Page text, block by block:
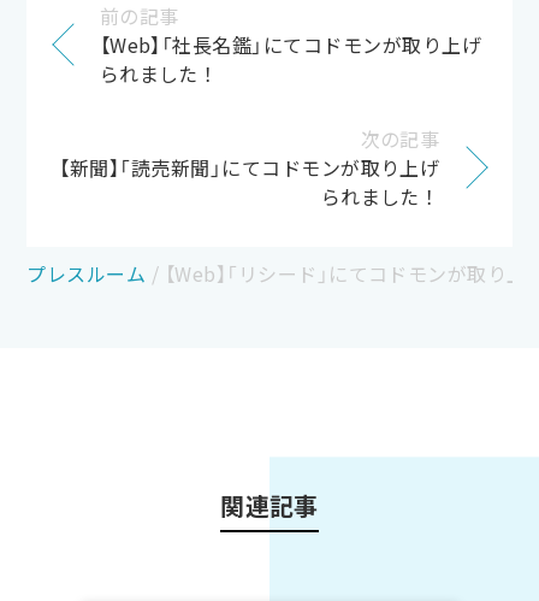
前の記事
【Web】「社長名鑑」にてコドモンが取り上げ
られました！
次の記事
【新聞】「読売新聞」にてコドモンが取り上げ
られました！
プレスルーム / 【Web】「リシード」にてコドモンが取り
関連記事